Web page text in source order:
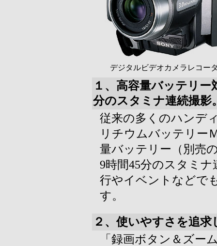
デジタルビデオカメラレコー
１、高容量バッテリー
分のスタミナ連続撮影
従来の多くのハンデ
リチウムバッテリー
量バッテリー（別売
9時間45分のスタミ
行やイベントなどで
す。
２、使いやすさを追
「録画ボタン＆ズー